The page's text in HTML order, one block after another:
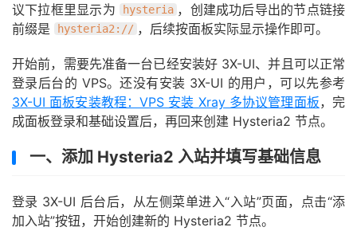
议下拉框里显示为
hysteria ，创建成功后导出的节点链接
前缀是
hysteria2:// ，后续按面板实际显示操作即可。
开始前，需要先准备一台已经安装好 3X-UI、并且可以正常
登录后台的 VPS。还没有安装 3X-UI 的用户，可以先参考
3X-UI 面板安装教程：VPS 安装 Xray 多协议管理面板，完
成面板登录和基础设置后，再回来创建 Hysteria2 节点。
一、添加 Hysteria2 入站并填写基础信息
登录 3X-UI 后台后，从左侧菜单进入“入站”页面，点击“添
加入站”按钮，开始创建新的 Hysteria2 节点。